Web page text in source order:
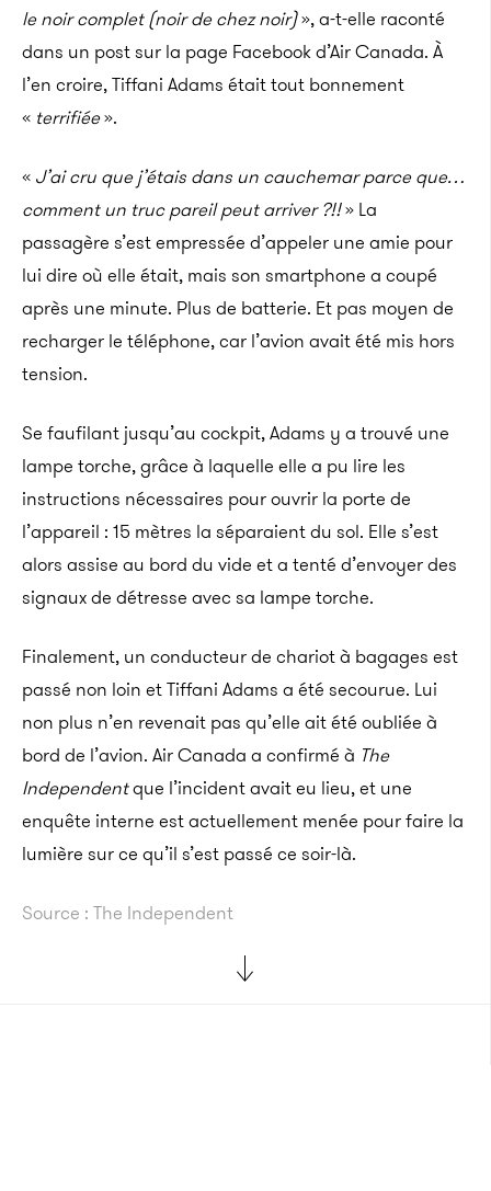
le noir complet (noir de chez noir)», a-t-elle raconté
dans un post sur la page Facebook d’Air Canada. À
l’en croire, Tiffani Adams était tout bonnement
« terrifiée».
« J’ai cru que j’étais dans un cauchemar parce que…
comment un truc pareil peut arriver ?!!» La
passagère s’est empressée d’appeler une amie pour
lui dire où elle était, mais son smartphone a coupé
après une minute. Plus de batterie. Et pas moyen de
recharger le téléphone, car l’avion avait été mis hors
tension.
Se faufilant jusqu’au cockpit, Adams y a trouvé une
lampe torche, grâce à laquelle elle a pu lire les
instructions nécessaires pour ouvrir la porte de
l’appareil : 15 mètres la séparaient du sol. Elle s’est
alors assise au bord du vide et a tenté d’envoyer des
signaux de détresse avec sa lampe torche.
Finalement, un conducteur de chariot à bagages est
passé non loin et Tiffani Adams a été secourue. Lui
non plus n’en revenait pas qu’elle ait été oubliée à
bord de l’avion. Air Canada a confirmé à The
Independentque l’incident avait eu lieu, et une
enquête interne est actuellement menée pour faire la
lumière sur ce qu’il s’est passé ce soir-là.
Source : The Independent